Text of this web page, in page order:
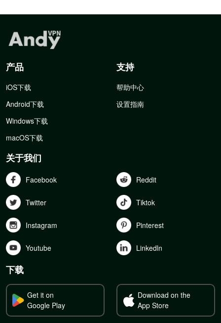
产品
iOS下载
Android下载
Windows下载
macOS下载
支持
帮助中心
设置指南
关于我们
Facebook Reddit
Twitter Tiktok
Instagram Pinterest
Youtube Linkedln
下载
Get it on
Google Play
Download on the
App Store